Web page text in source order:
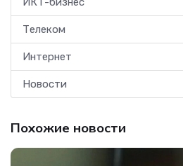
Телеком
Интернет
Новости
Похожие новости